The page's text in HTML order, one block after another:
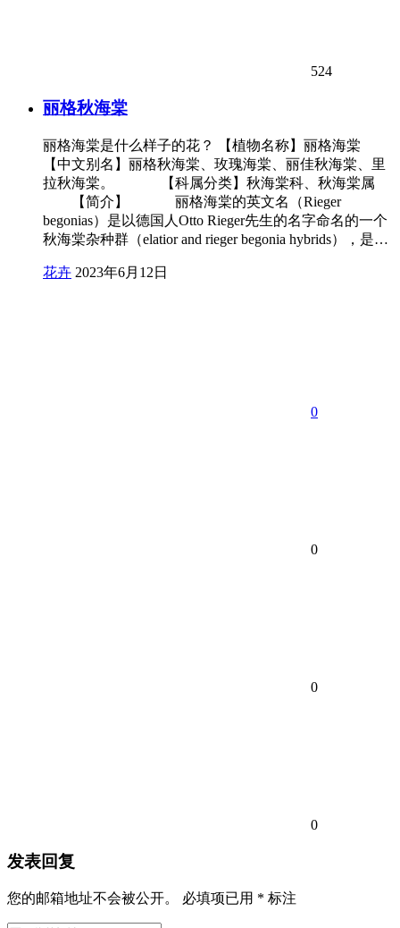
524
丽格秋海棠
丽格海棠是什么样子的花？ 【植物名称】丽格海棠
【中文别名】丽格秋海棠、玫瑰海棠、丽佳秋海棠、里
拉秋海棠。 【科属分类】秋海棠科、秋海棠属
【简介】 丽格海棠的英文名（Rieger
begonias）是以德国人Otto Rieger先生的名字命名的一个
秋海棠杂种群（elatior and rieger begonia hybrids），是…
花卉 2023年6月12日
0
0
0
0
发表回复
您的邮箱地址不会被公开。 必填项已用 * 标注